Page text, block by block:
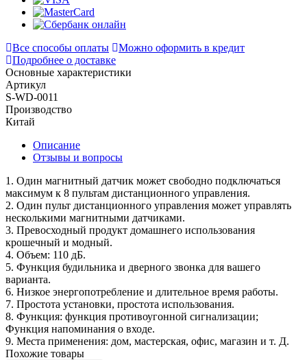
Все способы оплаты
Можно оформить в кредит
Подробнее о доставке
Основные характеристики
Артикул
S-WD-0011
Производство
Китай
Описание
Отзывы и вопросы
1. Один магнитный датчик может свободно подключаться
максимум к 8 пультам дистанционного управления.
2. Один пульт дистанционного управления может управлять
несколькими магнитными датчиками.
3. Превосходный продукт домашнего использования
крошечный и модный.
4. Объем: 110 дБ.
5. Функция будильника и дверного звонка для вашего
варианта.
6. Низкое энергопотребление и длительное время работы.
7. Простота установки, простота использования.
8. Функция: функция противоугонной сигнализации;
Функция напоминания о входе.
9. Места применения: дом, мастерская, офис, магазин и т. Д.
Похожие товары